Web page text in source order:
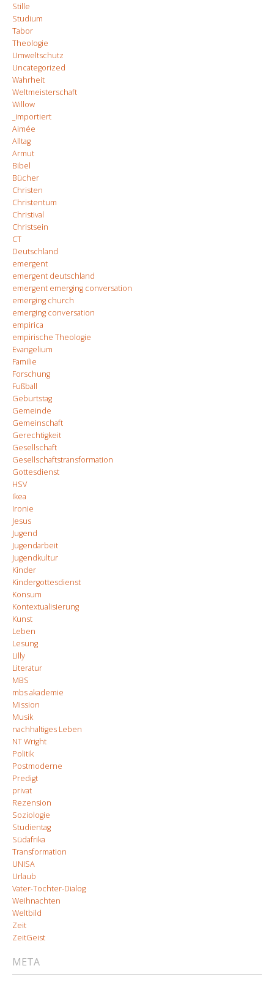
Stille
Studium
Tabor
Theologie
Umweltschutz
Uncategorized
Wahrheit
Weltmeisterschaft
Willow
_importiert
Aimée
Alltag
Armut
Bibel
Bücher
Christen
Christentum
Christival
Christsein
CT
Deutschland
emergent
emergent deutschland
emergent emerging conversation
emerging church
emerging conversation
empirica
empirische Theologie
Evangelium
Familie
Forschung
Fußball
Geburtstag
Gemeinde
Gemeinschaft
Gerechtigkeit
Gesellschaft
Gesellschaftstransformation
Gottesdienst
HSV
Ikea
Ironie
Jesus
Jugend
Jugendarbeit
Jugendkultur
Kinder
Kindergottesdienst
Konsum
Kontextualisierung
Kunst
Leben
Lesung
Lilly
Literatur
MBS
mbs akademie
Mission
Musik
nachhaltiges Leben
NT Wright
Politik
Postmoderne
Predigt
privat
Rezension
Soziologie
Studientag
Südafrika
Transformation
UNISA
Urlaub
Vater-Tochter-Dialog
Weihnachten
Weltbild
Zeit
ZeitGeist
META